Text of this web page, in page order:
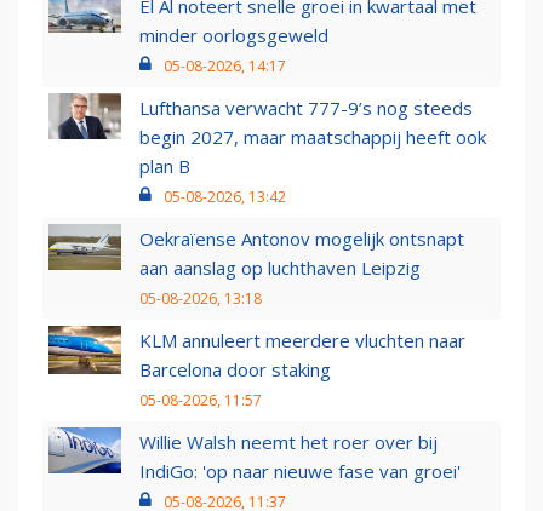
El Al noteert snelle groei in kwartaal met
minder oorlogsgeweld
05-08-2026, 14:17
Lufthansa verwacht 777-9’s nog steeds
begin 2027, maar maatschappij heeft ook
plan B
05-08-2026, 13:42
Oekraïense Antonov mogelijk ontsnapt
aan aanslag op luchthaven Leipzig
05-08-2026, 13:18
KLM annuleert meerdere vluchten naar
Barcelona door staking
05-08-2026, 11:57
Willie Walsh neemt het roer over bij
IndiGo: 'op naar nieuwe fase van groei'
05-08-2026, 11:37